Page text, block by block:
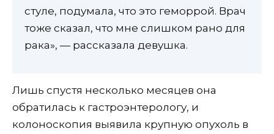
стуле, подумала, что это геморрой. Врач
тоже сказал, что мне слишком рано для
рака», — рассказала девушка.
Лишь спустя несколько месяцев она
обратилась к гастроэнтерологу, и
колоноскопия выявила крупную опухоль в